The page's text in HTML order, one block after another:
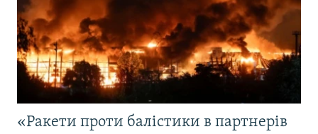
«Ракети проти балістики в партнерів